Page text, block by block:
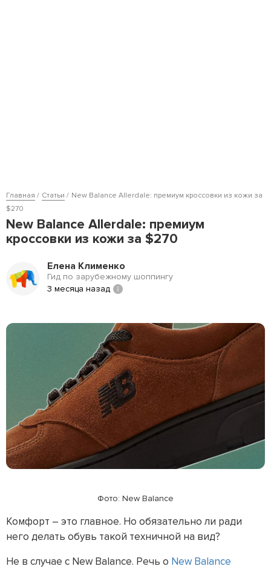
Главная Статьи
New Balance Allerdale: премиум кроссовки из кожи за
$270
New Balance Allerdale: премиум
кроссовки из кожи за $270
Елена Клименко
Гид по зарубежному шоппингу
3 месяца назад
Фото: New Balance
Комфорт – это главное. Но обязательно ли ради
него делать обувь такой техничной на вид?
Не в случае с New Balance. Речь о New Balance